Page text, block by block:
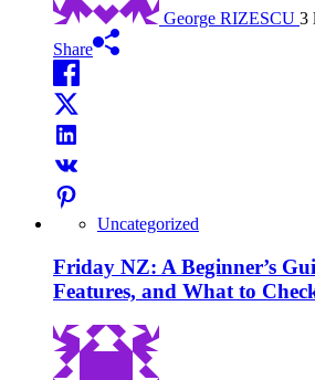
George RIZESCU 3
Share
Uncategorized
Friday NZ: A Beginner’s
Features, and What to